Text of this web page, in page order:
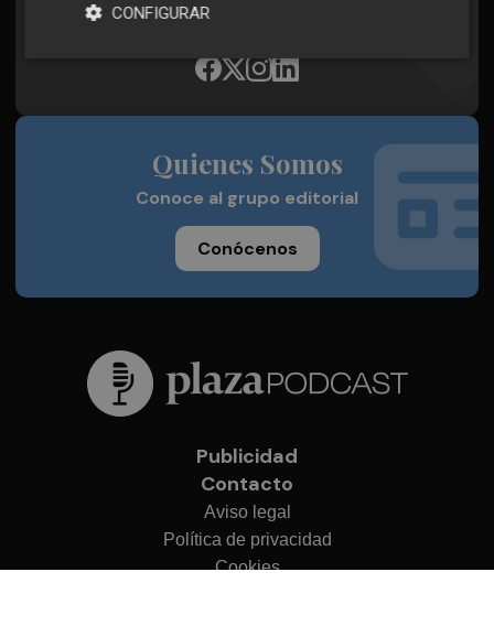
Plaza Podcast, desde cualquier medio
Quienes Somos
Conoce al grupo editorial
Conócenos
Publicidad
Contacto
Aviso legal
Política de privacidad
Cookies
CONFIGURAR